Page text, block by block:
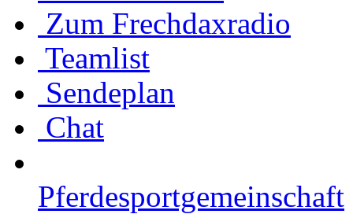
Zum Frechdaxradio
Teamlist
Sendeplan
Chat
Pferdesportgemeinschaft